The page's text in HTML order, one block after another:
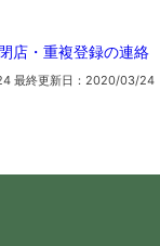
店・重複登録の連絡
最終更新日：2020/03/24